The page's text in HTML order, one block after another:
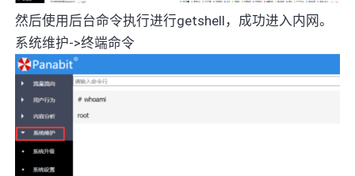
然后使用后台命令执行进行getshell，成功进入内网。
系统维护->终端命令